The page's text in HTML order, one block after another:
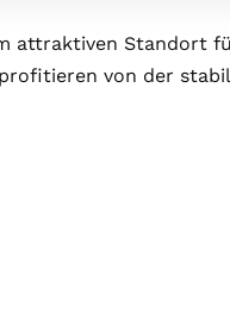
attraktiven Standort
von der